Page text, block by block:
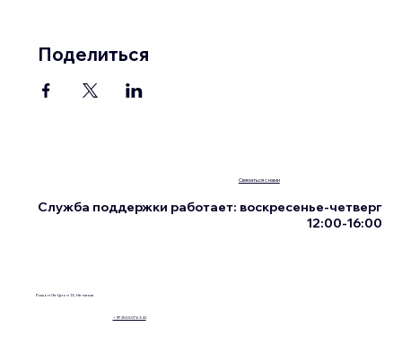
Поделиться
Ришон Ле-Цион 13, Нетания
+972555076342
Связаться с нами
Служба поддержки работает: воскресенье-четверг
12:00-16:00